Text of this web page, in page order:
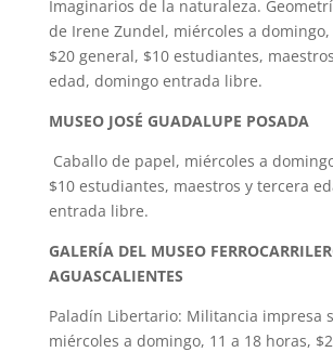
Imaginarios de la naturaleza.
de Irene Zundel, miércoles a domingo,
$20 general, $10 estudiantes,
edad, domingo entrada libre.
MUSEO JOSÉ GUADALUPE POSADA
Caballo de papel, miércoles a
$10 estudiantes, maestros y tercera
entrada libre.
GALERÍA DEL MUSEO
AGUASCALIENTES
Paladín Libertario: Militancia impresa
miércoles a domingo, 11 a 18 horas,